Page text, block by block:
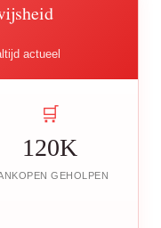
actueel
🛒
120K
GEHOLPEN